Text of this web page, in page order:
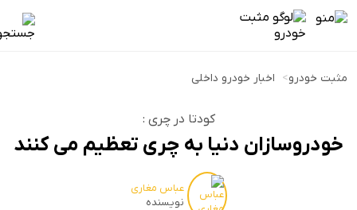
مثبت خودرو> اخبار خودرو داخلی
کودتا در چری :
خودروسازان دنیا به چری تعظیم می کنند
عباس مغاری
نویسنده